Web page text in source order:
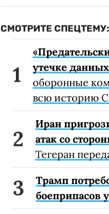
СМОТРИТЕ СПЕЦТЕМУ:
утечке
оборонные
всю историю
Иран
атак со
Тегеран
Трамп
боеприпасов